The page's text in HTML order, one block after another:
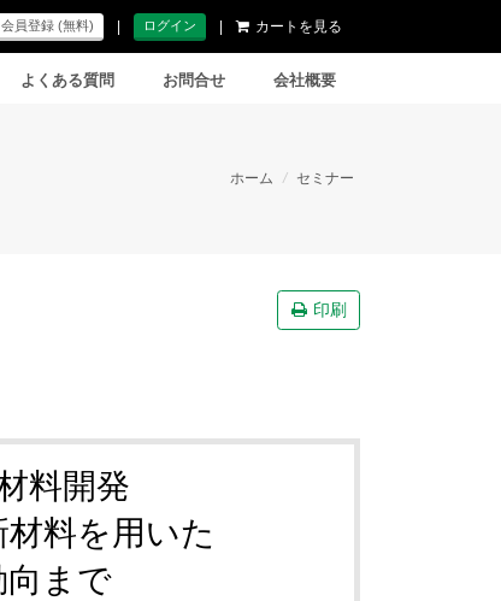
会員登録 (無料) | ログイン | カートを見る
よくある質問 お問合せ 会社概要
ホーム / セミナー
印刷
料開発
料を用いた
向まで